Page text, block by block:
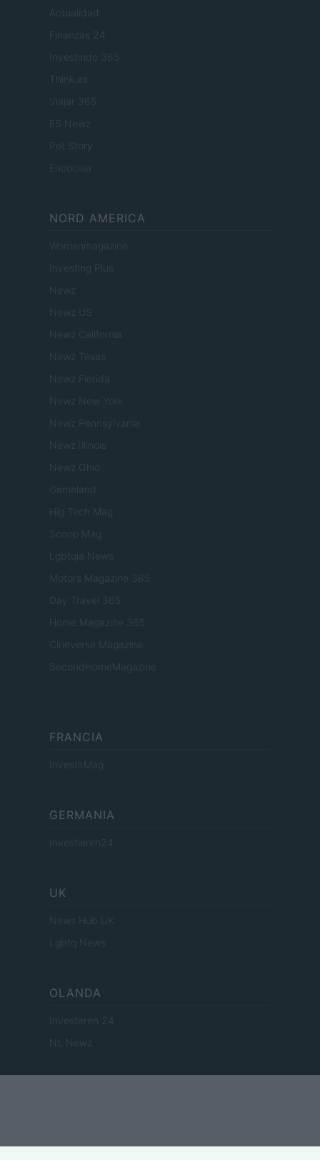
Actualidad
Finanzas 24
Investindo 365
Think.es
Viajar 365
ES Newz
Pet Story
Encocina
NORD AMERICA
Womanmagazine
Investing Plus
Newz
Newz US
Newz California
Newz Texas
Newz Florida
Newz New York
Newz Pennsylvania
Newz Illinois
Newz Ohio
Gameland
Hig Tech Mag
Scoop Mag
Lgbtqia News
Motors Magazine 365
Day Travel 365
Home Magazine 365
Cineverse Magazine
SecondHomeMagazine
FRANCIA
InvestirMag
GERMANIA
Investieren24
UK
News Hub UK
Lgbtq News
OLANDA
Investeren 24
NL Newz